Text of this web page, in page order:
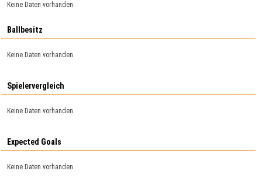
Keine Daten vorhanden
Ballbesitz
Keine Daten vorhanden
Spielervergleich
Keine Daten vorhanden
Expected Goals
Keine Daten vorhanden